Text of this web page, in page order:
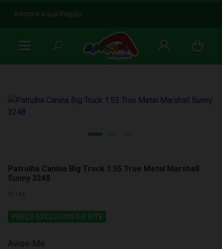
b
Informe a sua Região
Patrulha Canina Big Truck 1:55 True Metal Marshall
Sunny 3248
31164
PREÇO EXCLUSIVO DO SITE
Avise-Me